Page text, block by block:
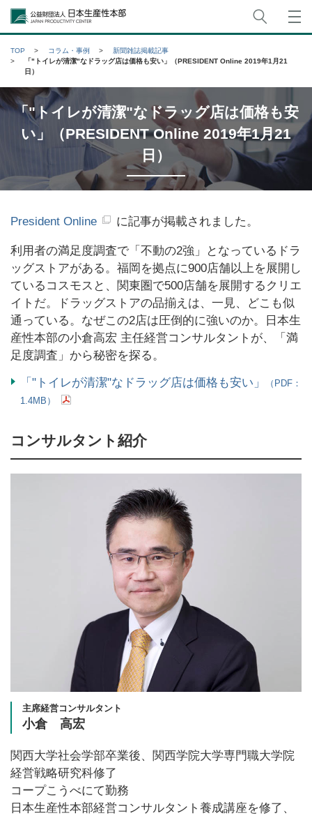
公益財団法人日本生産性本部
TOP コラム・事例
新聞雑誌掲載記事
「"トイレが清潔"なドラッグ店は価格も安い」（PRESIDENT Online 2019年1月21
日）
「"トイレが清潔"なドラッグ店は価格も安
い」（PRESIDENT Online 2019年1月21
日）
President Online に記事が掲載されました。
利用者の満足度調査で「不動の2強」となっているドラ
ッグストアがある。福岡を拠点に900店舗以上を展開し
ているコスモスと、関東圏で500店舗を展開するクリエ
イトだ。ドラッグストアの品揃えは、一見、どこも似
通っている。なぜこの2店は圧倒的に強いのか。日本生
産性本部の小倉高宏 主任経営コンサルタントが、「満
足度調査」から秘密を探る。
「"トイレが清潔"なドラッグ店は価格も安い」
（PDF：
1.4MB）
コンサルタント紹介
主席経営コンサルタント
小倉 高宏
関西大学社会学部卒業後、関西学院大学専門職大学院
経営戦略研究科修了
コープこうべにて勤務
日本生産性本部経営コンサルタント養成講座を修了、